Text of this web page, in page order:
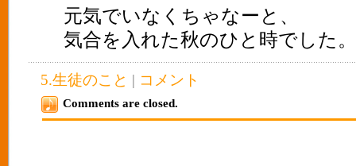
元気でいなくちゃなーと、
気合を入れた秋のひと時でした
5.生徒のこと | コメント
Comments are closed.